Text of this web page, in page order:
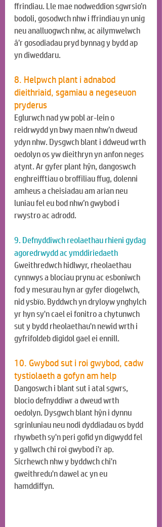
ffrindiau. Lle mae nodweddion sgwrsio’n
bodoli, gosodwch nhw i ffrindiau yn unig
neu analluogwch nhw, ac ailymwelwch
â’r gosodiadau pryd bynnag y bydd ap
yn diweddaru.
8. Helpwch plant i adnabod
dieithriaid, sgamiau a negeseuon
pryderus
Eglurwch nad yw pobl ar-lein o
reidrwydd yn bwy maen nhw’n dweud
ydyn nhw. Dysgwch blant i ddweud wrth
oedolyn os yw dieithryn yn anfon neges
atynt. Ar gyfer plant hŷn, dangoswch
enghreifftiau o broffiliau ffug, dolenni
amheus a cheisiadau am arian neu
luniau fel eu bod nhw’n gwybod i
rwystro ac adrodd.
9. Defnyddiwch reolaethau rhieni gydag
agoredrwydd ac ymddiriedaeth
Gweithredwch hidlwyr, rheolaethau
cynnwys a blociau prynu ac esboniwch
fod y mesurau hyn ar gyfer diogelwch,
nid ysbïo. Byddwch yn dryloyw ynghylch
yr hyn sy'n cael ei fonitro a chytunwch
sut y bydd rheolaethau'n newid wrth i
gyfrifoldeb digidol gael ei ennill.
10. Gwybod sut i roi gwybod, cadw
tystiolaeth a gofyn am help
Dangoswch i blant sut i atal sgwrs,
blocio defnyddiwr a dweud wrth
oedolyn. Dysgwch blant hŷn i dynnu
sgrinluniau neu nodi dyddiadau os bydd
rhywbeth sy'n peri gofid yn digwydd fel
y gallwch chi roi gwybod i'r ap.
Sicrhewch nhw y byddwch chi'n
gweithredu'n dawel ac yn eu
hamddiffyn.